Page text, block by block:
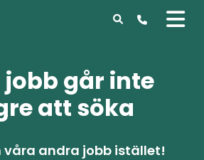
jobb går inte
att söka
våra andra jobb istället!